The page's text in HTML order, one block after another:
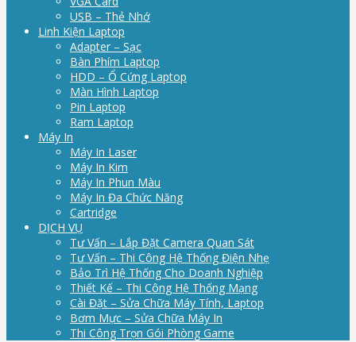
USB – Thẻ Nhớ
Linh Kiện Laptop
Adapter – Sạc
Bàn Phím Laptop
HDD – Ổ Cứng Laptop
Màn Hình Laptop
Pin Laptop
Ram Laptop
Máy In
Máy In Laser
Máy In Kim
Máy In Phun Màu
Máy In Đa Chức Năng
Cartridge
DỊCH VỤ
Tư Vấn – Lắp Đặt Camera Quan Sát
Tư Vấn – Thi Công Hệ Thống Điện Nhẹ
Bảo Trì Hệ Thống Cho Doanh Nghiệp
Thiết Kế – Thi Công Hệ Thống Mạng
Cài Đặt – Sửa Chữa Máy Tính, Laptop
Bơm Mực – Sửa Chữa Máy In
Thi Công Trọn Gói Phòng Game